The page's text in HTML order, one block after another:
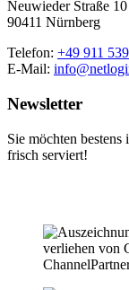
Neuwieder Straße 10
90411 Nürnberg
Telefon: +49 911
E-Mail:
Newsletter
Sie möchten
frisch serviert!